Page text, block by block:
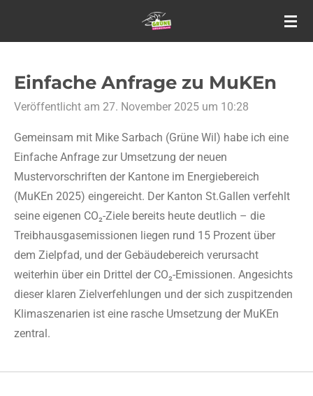
Einfache Anfrage zu MuKEn
Veröffentlicht am 27. November 2025 um 10:28
Gemeinsam mit Mike Sarbach (Grüne Wil) habe ich eine
Einfache Anfrage zur Umsetzung der neuen
Mustervorschriften der Kantone im Energiebereich
(MuKEn 2025) eingereicht. Der Kanton St.Gallen verfehlt
seine eigenen CO₂-Ziele bereits heute deutlich – die
Treibhausgasemissionen liegen rund 15 Prozent über
dem Zielpfad, und der Gebäudebereich verursacht
weiterhin über ein Drittel der CO₂-Emissionen. Angesichts
dieser klaren Zielverfehlungen und der sich zuspitzenden
Klimaszenarien ist eine rasche Umsetzung der MuKEn
zentral.